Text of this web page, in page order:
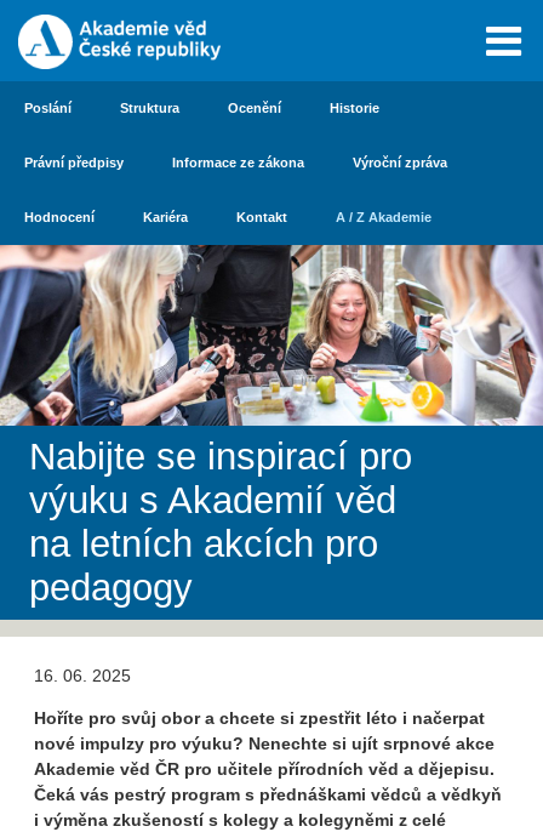
Poslání Struktura Ocenění Historie
Právní předpisy Informace ze zákona Výroční zpráva
Hodnocení Kariéra Kontakt A / Z Akademie
Nabijte se inspirací pro
výuku s Akademií věd
na letních akcích pro
pedagogy
16. 06. 2025
Hoříte pro svůj obor a chcete si zpestřit léto i načerpat
nové impulzy pro výuku? Nenechte si ujít srpnové akce
Akademie věd ČR pro učitele přírodních věd a dějepisu.
Čeká vás pestrý program s přednáškami vědců a vědkyň
i výměna zkušeností s kolegy a kolegyněmi z celé